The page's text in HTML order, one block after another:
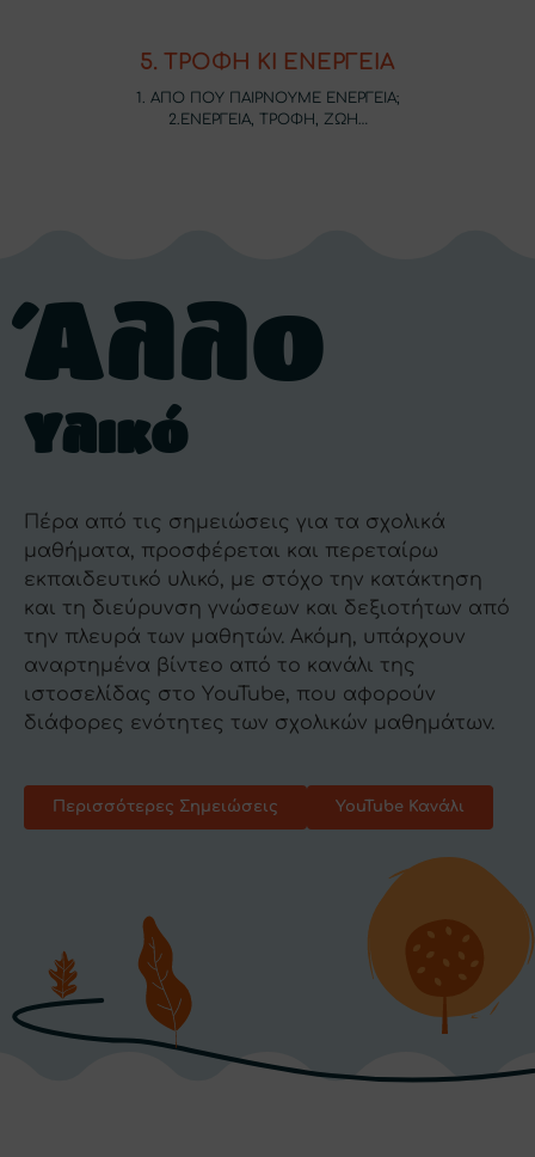
5. ΤΡΟΦΗ ΚΙ ΕΝΕΡΓΕΙΑ
1. ΑΠΟ ΠΟΥ ΠΑΙΡΝΟΥΜΕ ΕΝΕΡΓΕΙΑ;
2.ΕΝΕΡΓΕΙΑ, ΤΡΟΦΗ, ΖΩΗ…
Άλλο
Υλικό
Πέρα από τις σημειώσεις για τα σχολικά
μαθήματα, προσφέρεται και περεταίρω
εκπαιδευτικό υλικό, με στόχο την κατάκτηση
και τη διεύρυνση γνώσεων και δεξιοτήτων από
την πλευρά των μαθητών. Ακόμη, υπάρχουν
αναρτημένα βίντεο από το κανάλι της
ιστοσελίδας στο ΥouTube, που αφορούν
διάφορες ενότητες των σχολικών μαθημάτων.
Περισσότερες Σημειώσεις YouTube Κανάλι